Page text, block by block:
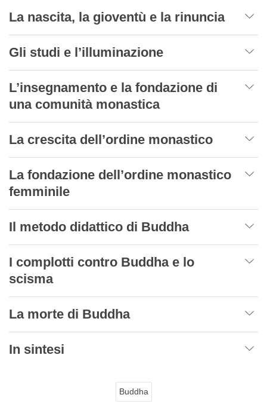
La nascita, la gioventù e la rinuncia
Gli studi e l’illuminazione
L’insegnamento e la fondazione di
una comunità monastica
La crescita dell’ordine monastico
La fondazione dell’ordine monastico
femminile
Il metodo didattico di Buddha
I complotti contro Buddha e lo
scisma
La morte di Buddha
In sintesi
Buddha